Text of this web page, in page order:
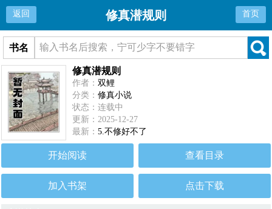
返回 修真潜规则 首页
书名
修真潜规则
作者：双鲤
分类：修真小说
状态：连载中
更新：2025-12-27
最新：5.不修好不了
开始阅读 查看目录
加入书架 点击下载